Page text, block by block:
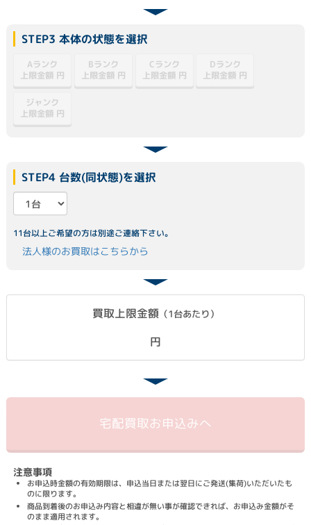
STEP3 本体の状態を選択
Aランク
上限金額 円
Bランク
上限金額 円
Cランク
上限金額 円
Dランク
上限金額 円
ジャンク
上限金額 円
STEP4 台数(同状態)を選択
11台以上ご希望の方は別途ご連絡下さい。
法人様のお買取はこちらから
買取上限金額 （1台あたり）
円
宅配買取お申込みへ
注意事項
お申込時金額の有効期限は、申込当日または翌日にご発送(集荷)いただいたも
のに限ります。
商品到着後のお申込み内容と相違が無い事が確認できれば、お申込み金額がそ
のまま適用されます。